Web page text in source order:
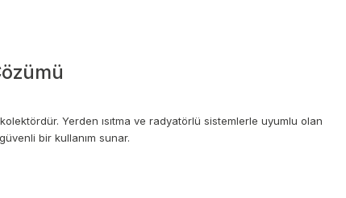
Yerden ısıtma ve radyatörlü sistemlerle uyumlu olan
bir kullanım sunar.